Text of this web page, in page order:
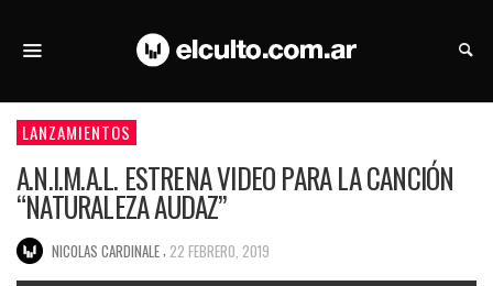
LANZAMIENTOS
A.N.I.M.A.L. ESTRENA VIDEO PARA LA CANCIÓN
“NATURALEZA AUDAZ”
NICOLAS CARDINALE 22 FEBRERO, 2019